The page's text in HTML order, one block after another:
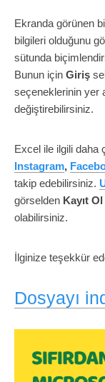
Ekranda görünen
bilgileri olduğunu
sütunda
Bunun için Giriş
seçeneklerinin yer
değiştirebilirsiniz.
Excel ile ilgili daha
Instagram,
takip edebilirsiniz.
görselden Kayıt Ol
olabilirsiniz.
İlginize teşekkür
Dosyayı